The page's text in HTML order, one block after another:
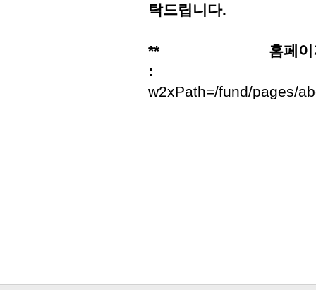
탁드립니다.
** 홈페
w2xPath=/fund/pages/